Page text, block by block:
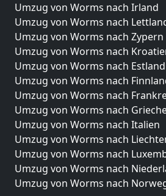
Umzug von Worms nach Irland
Umzug von Worms nach
Umzug von Worms nach Zypern
Umzug von Worms nach
Umzug von Worms nach Estland
Umzug von Worms nach
Umzug von Worms nach
Umzug von Worms nach
Umzug von Worms nach Italien
Umzug von Worms nach
Umzug von Worms nach
Umzug von Worms nach
Umzug von Worms nach